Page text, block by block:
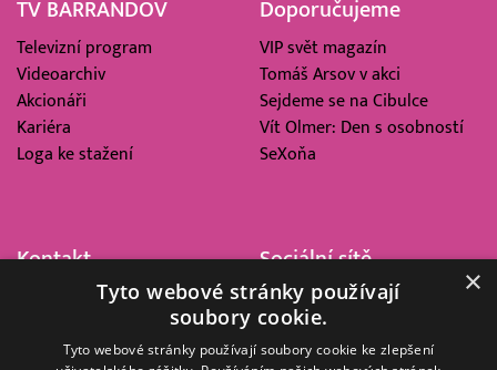
TV BARRANDOV
Televizní program
Videoarchiv
Akcionáři
Kariéra
Loga ke stažení
Doporučujeme
VIP svět magazín
Tomáš Arsov v akci
Sejdeme se na Cibulce
Vít Olmer: Den s osobností
SeXoňa
Kontakt
Barrandov Televizní Studio,
Kříženeckého nám. 322
Sociální sítě
×
Tyto webové stránky používají
soubory cookie.
Tyto webové stránky používají soubory cookie ke zlepšení